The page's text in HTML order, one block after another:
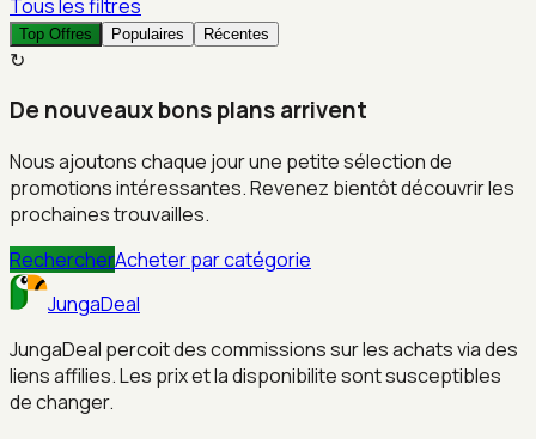
Tous les filtres
Top Offres Populaires Récentes
↻
De nouveaux bons plans arrivent
Nous ajoutons chaque jour une petite sélection de
promotions intéressantes. Revenez bientôt découvrir les
prochaines trouvailles.
RechercherAcheter par catégorie
JungaDeal
JungaDeal percoit des commissions sur les achats via des
liens affilies. Les prix et la disponibilite sont susceptibles
de changer.